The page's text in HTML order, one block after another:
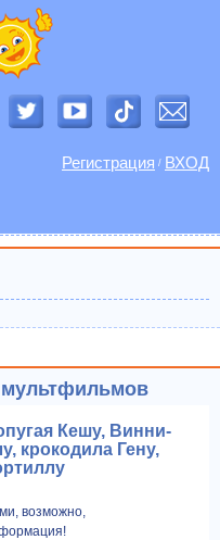
Регистрация / ВХОД
мультфильмов
Кешу, Винни-
крокодила Гену,
возможно,